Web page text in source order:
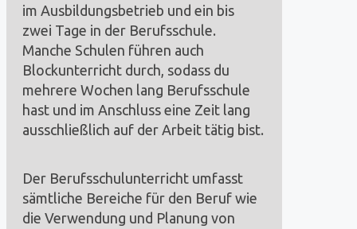
im Ausbildungsbetrieb und ein bis
zwei Tage in der Berufsschule.
Manche Schulen führen auch
Blockunterricht durch, sodass du
mehrere Wochen lang Berufsschule
hast und im Anschluss eine Zeit lang
ausschließlich auf der Arbeit tätig bist.
Der Berufsschulunterricht umfasst
sämtliche Bereiche für den Beruf wie
die Verwendung und Planung von